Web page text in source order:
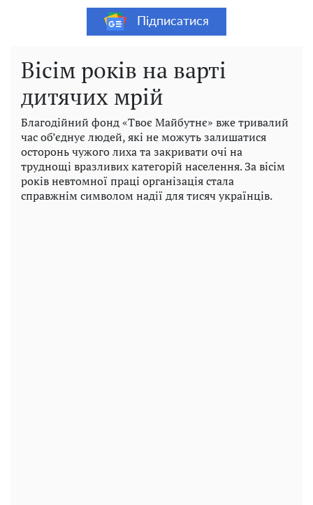
Підписатися
Вісім років на варті
дитячих мрій
Благодійний фонд «Твоє Майбутнє» вже тривалий
час об’єднує людей, які не можуть залишатися
осторонь чужого лиха та закривати очі на
труднощі вразливих категорій населення. За вісім
років невтомної праці організація стала
справжнім символом надії для тисяч українців.